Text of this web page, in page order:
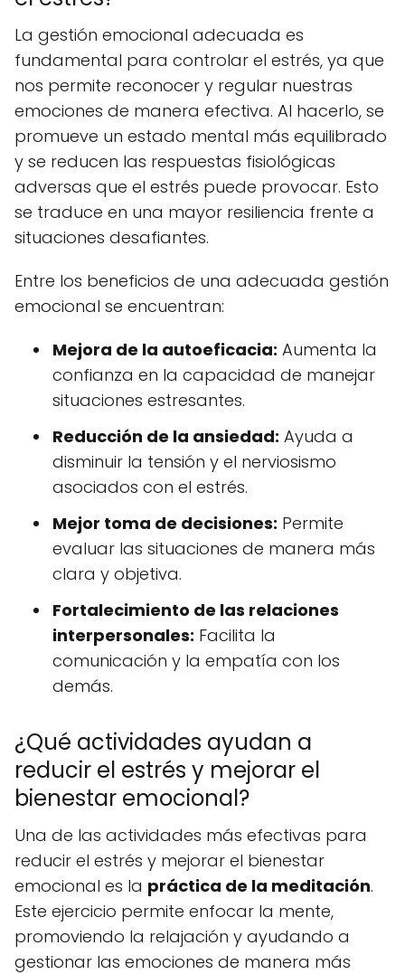
La gestión emocional adecuada es
fundamental para controlar el estrés, ya que
nos permite reconocer y regular nuestras
emociones de manera efectiva. Al hacerlo, se
promueve un estado mental más equilibrado
y se reducen las respuestas fisiológicas
adversas que el estrés puede provocar. Esto
se traduce en una mayor resiliencia frente a
situaciones desafiantes.
Entre los beneficios de una adecuada gestión
emocional se encuentran:
Mejora de la autoeficacia: Aumenta la
confianza en la capacidad de manejar
situaciones estresantes.
Reducción de la ansiedad: Ayuda a
disminuir la tensión y el nerviosismo
asociados con el estrés.
Mejor toma de decisiones: Permite
evaluar las situaciones de manera más
clara y objetiva.
Fortalecimiento de las relaciones
interpersonales: Facilita la
comunicación y la empatía con los
demás.
¿Qué actividades ayudan a
reducir el estrés y mejorar el
bienestar emocional?
Una de las actividades más efectivas para
reducir el estrés y mejorar el bienestar
emocional es la práctica de la meditación.
Este ejercicio permite enfocar la mente,
promoviendo la relajación y ayudando a
gestionar las emociones de manera más